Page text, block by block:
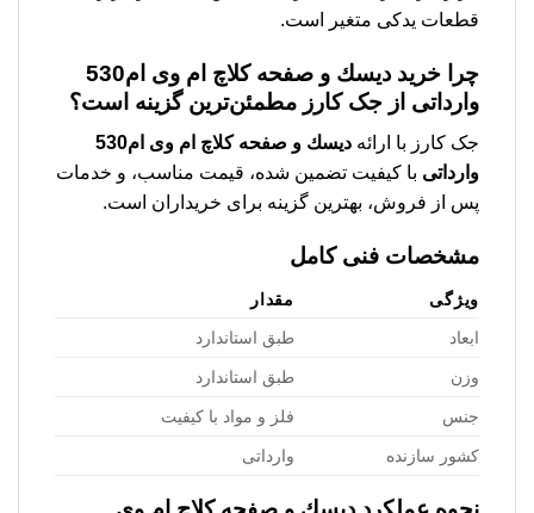
قطعات یدکی متغیر است.
چرا خرید دیسك و صفحه کلاچ ام وی ام530
وارداتی از جک کارز مطمئن‌ترین گزینه است؟
جک کارز با ارائه
دیسك و صفحه کلاچ ام وی ام530
وارداتی با کیفیت تضمین شده، قیمت مناسب، و خدمات
پس از فروش، بهترین گزینه برای خریداران است.
مشخصات فنی کامل
ویژگی
مقدار
ابعاد
طبق استاندارد
وزن طبق استاندارد
جنس فلز و مواد با کیفیت
کشور سازنده وارداتی